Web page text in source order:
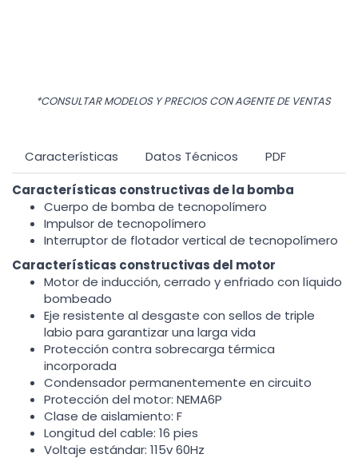
*CONSULTAR MODELOS Y PRECIOS CON AGENTE DE VENTAS
Características Datos Técnicos
PDF
Características constructivas de la bomba
Cuerpo de bomba de tecnopolímero
Impulsor de tecnopolímero
Interruptor de flotador vertical de tecnopolímero
Características constructivas del motor
Motor de inducción, cerrado y enfriado con líquido
bombeado
Eje resistente al desgaste con sellos de triple
labio para garantizar una larga vida
Protección contra sobrecarga térmica
incorporada
Condensador permanentemente en circuito
Protección del motor: NEMA6P
Clase de aislamiento: F
Longitud del cable: 16 pies
Voltaje estándar: 115v 60Hz